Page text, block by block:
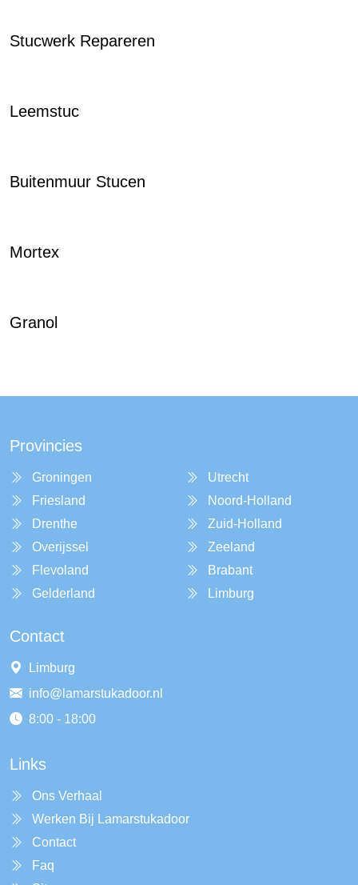
Stucwerk Repareren
Leemstuc
Buitenmuur Stucen
Mortex
Granol
Provincies
Groningen
Friesland
Drenthe
Overijssel
Flevoland
Gelderland
Utrecht
Noord-Holland
Zuid-Holland
Zeeland
Brabant
Limburg
Contact
Limburg
info@lamarstukadoor.nl
8:00 - 18:00
Links
Ons Verhaal
Werken Bij Lamarstukadoor
Contact
Faq